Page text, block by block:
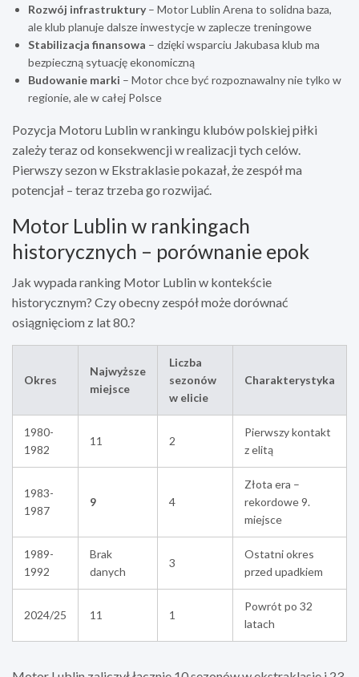
Rozwój infrastruktury– Motor Lublin Arena to solidna baza,
ale klub planuje dalsze inwestycje w zaplecze treningowe
Stabilizacja finansowa – dzięki wsparciu Jakubasa klub ma
bezpieczną sytuację ekonomiczną
Budowanie marki – Motor chce być rozpoznawalny nie tylko w
regionie, ale w całej Polsce
Pozycja Motoru Lublin w rankingu klubów polskiej piłki
zależy teraz od konsekwencji w realizacji tych celów.
Pierwszy sezon w Ekstraklasie pokazał, że zespół ma
potencjał – teraz trzeba go rozwijać.
Motor Lublin w rankingach
historycznych – porównanie epok
Jak wypada ranking Motor Lublin w kontekście
historycznym? Czy obecny zespół może dorównać
osiągnięciom z lat 80.?
Okres
Najwyższe
miejsce
Liczba
sezonów
w elicie
Charakterystyka
1980-
1982
11 2
Pierwszy kontakt
z elitą
1983-
1987
9 4
Złota era –
rekordowe 9.
miejsce
1989-
1992
Brak
danych
3
Ostatni okres
przed upadkiem
2024/25 11 1
Powrót po 32
latach